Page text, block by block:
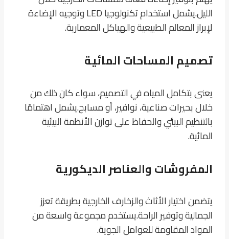
الليل.
يشمل استخدام تكنولوجيا LED وتوجيه الإضاءة
لإبراز المعالم الطبيعية والهياكل المعمارية.
تصميم المساحات المائية
يعنى بتكامل المياه في التصميم، سواء كان ذلك من
خلال بحيرات صناعية، نوافير، أو مسابح.يشمل اهتمامًا
بالتنظيم البيئي والحفاظ على توازن الأنظمة البيئية
المائية.
المفروشات والعناصر الديكورية
يتضمن اختيار الأثاث والزخارف الخارجية بطريقة تعزز
الجمالية وتوفير الراحة.يستخدم مجموعة واسعة من
المواد المقاومة للعوامل الجوية.